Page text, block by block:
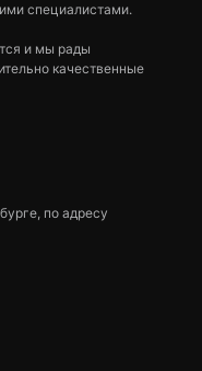
специалистами.
и мы рады
качественные
по адресу